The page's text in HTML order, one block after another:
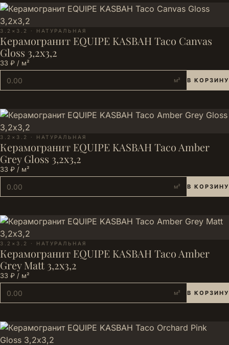
3.2×3.2 · НАТУРАЛЬНАЯ
Керамогранит EQUIPE KASBAH Taco Canvas
Gloss 3,2х3,2
33 ₽ / м²
м² В КОРЗИНУ
3.2×3.2 · НАТУРАЛЬНАЯ
Керамогранит EQUIPE KASBAH Taco Amber
Grey Gloss 3,2х3,2
33 ₽ / м²
м² В КОРЗИНУ
3.2×3.2 · НАТУРАЛЬНАЯ
Керамогранит EQUIPE KASBAH Taco Amber
Grey Matt 3,2х3,2
33 ₽ / м²
м² В КОРЗИНУ